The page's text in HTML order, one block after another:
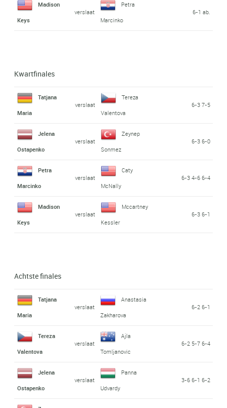
Madison
Keys
verslaat
Petra
Marcinko
6-1 ab.
Kwartfinales
Tatjana
Maria
verslaat
Tereza
Valentova
6-3 7-5
Jelena
Ostapenko
verslaat
Zeynep
Sonmez
6-3 6-0
Petra
Marcinko
verslaat
Caty
McNally
6-3 4-6 6-4
Madison
Keys
verslaat
Mccartney
Kessler
6-3 6-1
Achtste finales
Tatjana
Maria
verslaat
Anastasia
Zakharova
6-2 6-1
Tereza
Valentova
verslaat
Ajla
Tomljanovic
6-2 5-7 6-4
Jelena
Ostapenko
verslaat
Panna
Udvardy
3-6 6-1 6-2